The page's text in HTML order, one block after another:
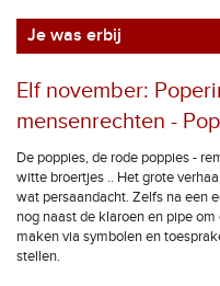
Je was erbij
Elf november:
mensenrechten -
De poppies, de rode poppies -
witte broertjes .. Het grote
wat persaandacht. Zelfs na een
nog naast de klaroen en pipe
maken via symbolen en
stellen.